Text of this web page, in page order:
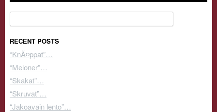
RECENT POSTS
“KnÃ¤ppat”…
“Meloner”…
“Skakat”…
“Skruvat”…
“Jakoavain lento”…